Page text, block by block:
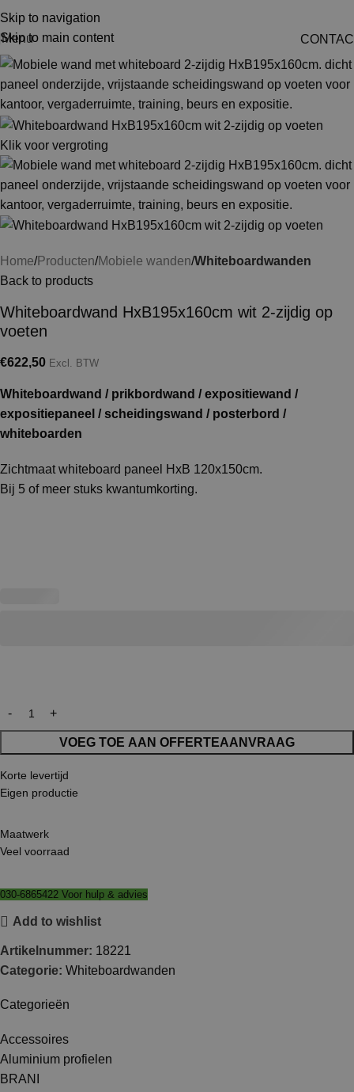
Skip to navigation
Skip to main content
Menu
Categorieën
Accessoires
Aluminium profielen
BRANI
Klik voor vergroting
Home Producten Mobiele wanden Whiteboardwanden
Back to products
Whiteboardwand HxB195x160cm wit 2-zijdig op
voeten
€622,50 Excl. BTW
Whiteboardwand / prikbordwand / expositiewand /
expositiepaneel / scheidingswand / posterbord /
whiteboarden
Zichtmaat whiteboard paneel HxB 120x150cm.
Bij 5 of meer stuks kwantumkorting.
VOEG TOE AAN OFFERTEAANVRAAG
Korte levertijd
Eigen productie
Maatwerk
Veel voorraad
030-6865422 Voor hulp & advies
Add to wishlist
Artikelnummer: 18221
Categorie: Whiteboardwanden